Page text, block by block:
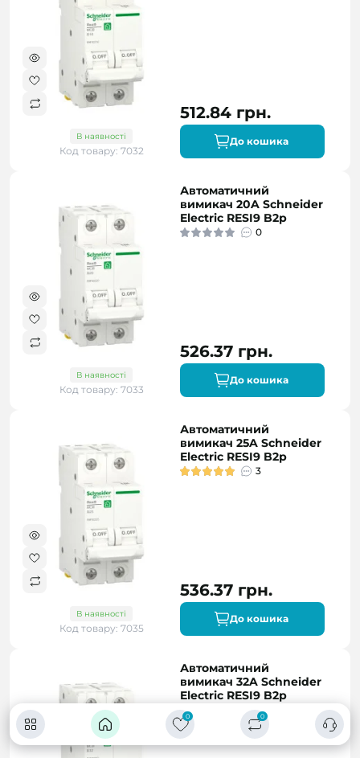
0 0
В наявності
Код товару: 7032
512.84 грн.
До кошика
В наявності
Код товару: 7033
Автоматичний
вимикач 20A Schneider
Electric RESI9 B2р
0
526.37 грн.
До кошика
В наявності
Код товару: 7035
Автоматичний
вимикач 25A Schneider
Electric RESI9 B2р
3
536.37 грн.
До кошика
Автоматичний
вимикач 32A Schneider
Electric RESI9 B2р
0